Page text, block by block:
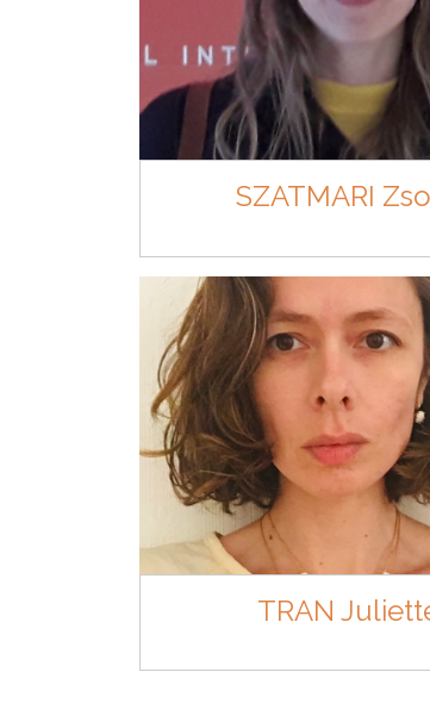
SZATMARI
TRAN